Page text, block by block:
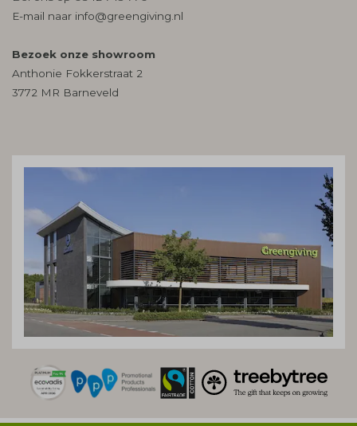
E-mail naar info@greengiving.nl
Bezoek onze showroom
Anthonie Fokkerstraat 2
3772 MR Barneveld